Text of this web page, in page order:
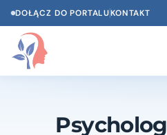
DOŁĄCZ DO PORTALUKONTAKT
NOWOŚĆ